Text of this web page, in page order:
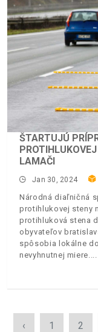
ŠTARTUJÚ
LAMAČI
Jan 30, 2024
Národná diaľničná
protihlukovej steny
protihluková stena
obyvateľov
spôsobia lokálne
nevyhnutnej miere.
‹ 1 2